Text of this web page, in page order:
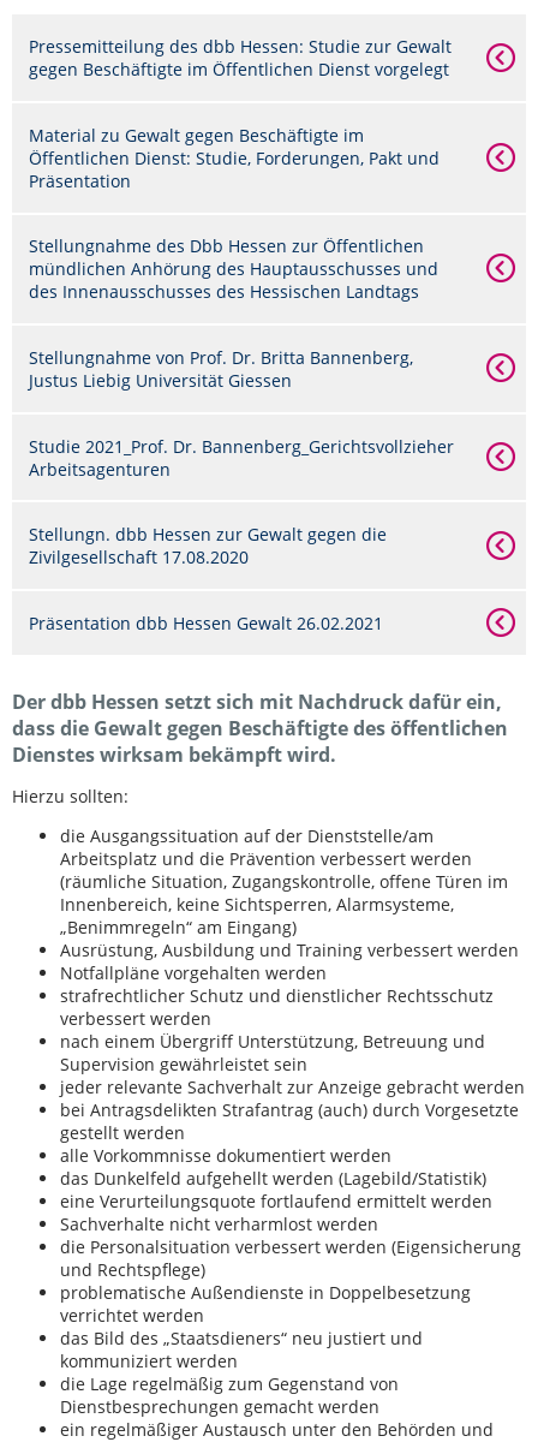
Pressemitteilung des dbb Hessen: Studie zur Gewalt
gegen Beschäftigte im Öffentlichen Dienst vorgelegt
Material zu Gewalt gegen Beschäftigte im
Öffentlichen Dienst: Studie, Forderungen, Pakt und
Präsentation
Stellungnahme des Dbb Hessen zur Öffentlichen
mündlichen Anhörung des Hauptausschusses und
des Innenausschusses des Hessischen Landtags
Stellungnahme von Prof. Dr. Britta Bannenberg,
Justus Liebig Universität Giessen
Studie 2021_Prof. Dr. Bannenberg_Gerichtsvollzieher
Arbeitsagenturen
Stellungn. dbb Hessen zur Gewalt gegen die
Zivilgesellschaft 17.08.2020
Präsentation dbb Hessen Gewalt 26.02.2021
Der dbb Hessen setzt sich mit Nachdruck dafür ein,
dass die Gewalt gegen Beschäftigte des öffentlichen
Dienstes wirksam bekämpft wird.
Hierzu sollten:
die Ausgangssituation auf der Dienststelle/am
Arbeitsplatz und die Prävention verbessert werden
(räumliche Situation, Zugangskontrolle, offene Türen im
Innenbereich, keine Sichtsperren, Alarmsysteme,
„Benimmregeln“ am Eingang)
Ausrüstung, Ausbildung und Training verbessert werden
Notfallpläne vorgehalten werden
strafrechtlicher Schutz und dienstlicher Rechtsschutz
verbessert werden
nach einem Übergriff Unterstützung, Betreuung und
Supervision gewährleistet sein
jeder relevante Sachverhalt zur Anzeige gebracht werden
bei Antragsdelikten Strafantrag (auch) durch Vorgesetzte
gestellt werden
alle Vorkommnisse dokumentiert werden
das Dunkelfeld aufgehellt werden (Lagebild/Statistik)
eine Verurteilungsquote fortlaufend ermittelt werden
Sachverhalte nicht verharmlost werden
die Personalsituation verbessert werden (Eigensicherung
und Rechtspflege)
problematische Außendienste in Doppelbesetzung
verrichtet werden
das Bild des „Staatsdieners“ neu justiert und
kommuniziert werden
die Lage regelmäßig zum Gegenstand von
Dienstbesprechungen gemacht werden
ein regelmäßiger Austausch unter den Behörden und